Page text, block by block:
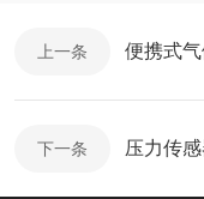
上一条 便携式
下一条 压力传